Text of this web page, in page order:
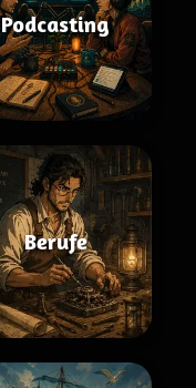
Podcasting
Berufe